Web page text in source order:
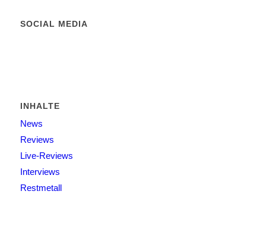
SOCIAL MEDIA
INHALTE
News
Reviews
Live-Reviews
Interviews
Restmetall